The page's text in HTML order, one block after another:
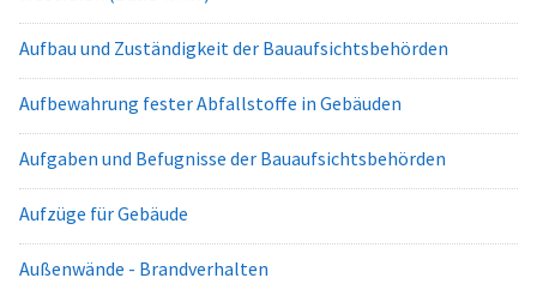
Aufbau und Zuständigkeit der Bauaufsichtsbehörden
Aufbewahrung fester Abfallstoffe in Gebäuden
Aufgaben und Befugnisse der Bauaufsichtsbehörden
Aufzüge für Gebäude
Außenwände - Brandverhalten